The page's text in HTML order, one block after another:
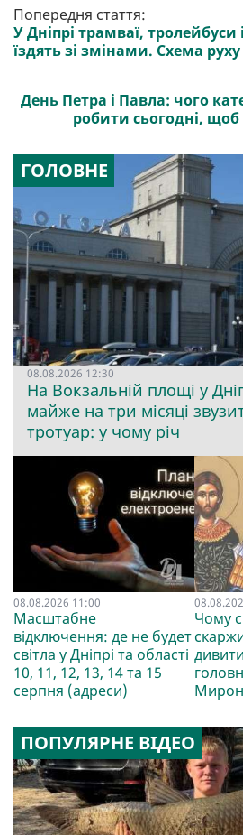
Попередня стаття:
У Дніпрі трамваї, тролейбуси
їздять зі змінами. Схема руху
День Петра і Павла: чого
робити сьогодні,
ГОЛОВНЕ
08.08.2026 12:30
На Вокзальній площі у
майже на три місяці
тротуар: у чому річ
08.08.2026 11:00
Масштабне
відключення: де не будет
світла у Дніпрі та області
10, 11, 12, 13, 14 та 15
серпня (адреси)
Чому
ПОПУЛЯРНЕ ВІДЕО